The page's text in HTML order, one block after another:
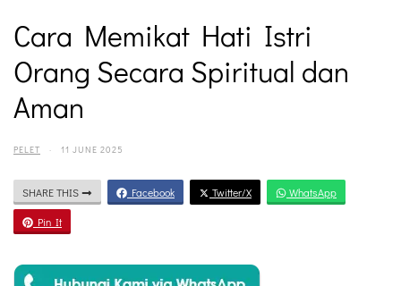
Cara Memikat Hati Istri
Orang Secara Spiritual dan
Aman
PELET · 11 JUNE 2025
SHARE THIS Facebook Twitter/X WhatsApp
Pin It